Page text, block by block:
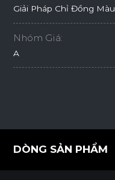
Giải Pháp Chỉ Đồng Màu
Nhóm Giá:
A
DÒNG SẢN PHẨM